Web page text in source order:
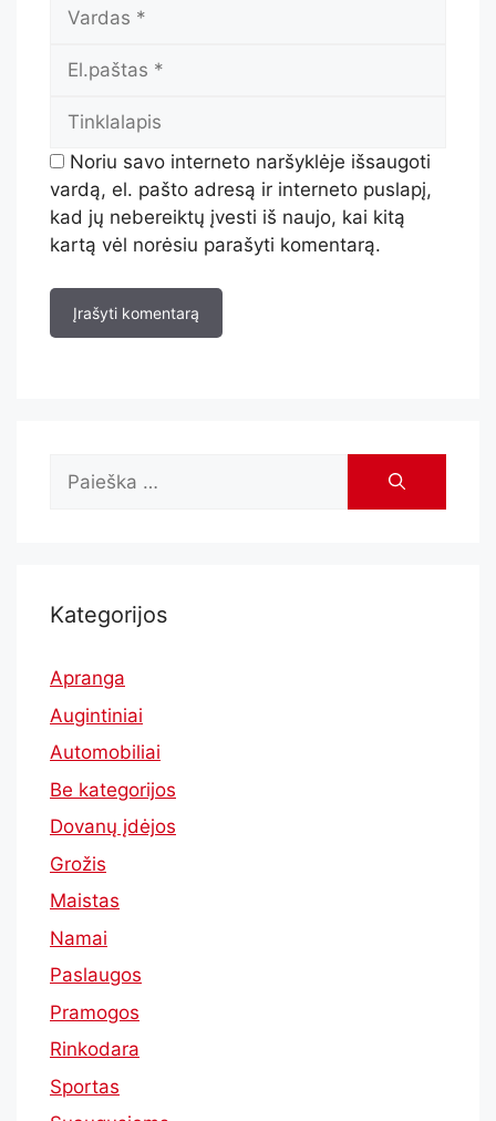
Noriu savo interneto naršyklėje išsaugoti
vardą, el. pašto adresą ir interneto puslapį,
kad jų nebereiktų įvesti iš naujo, kai kitą
kartą vėl norėsiu parašyti komentarą.
Kategorijos
Apranga
Augintiniai
Automobiliai
Be kategorijos
Dovanų įdėjos
Grožis
Maistas
Namai
Paslaugos
Pramogos
Rinkodara
Sportas